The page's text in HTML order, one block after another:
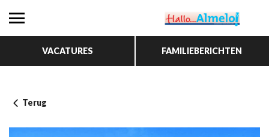
VACATURES FAMILIEBERICHTEN
Terug